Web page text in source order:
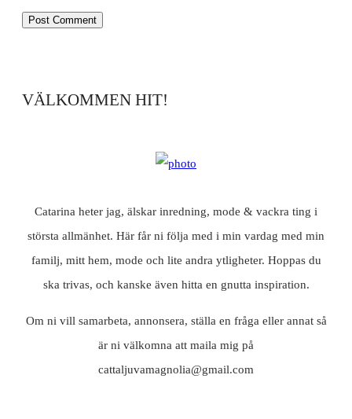
VÄLKOMMEN HIT!
Catarina heter jag, älskar inredning, mode & vackra ting i
största allmänhet. Här får ni följa med i min vardag med min
familj, mitt hem, mode och lite andra ytligheter. Hoppas du
ska trivas, och kanske även hitta en gnutta inspiration.
Om ni vill samarbeta, annonsera, ställa en fråga eller annat så
är ni välkomna att maila mig på
cattaljuvamagnolia@gmail.com